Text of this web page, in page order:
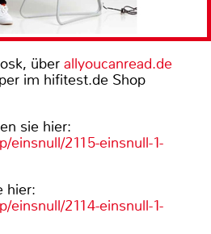
über allyoucanread.de
im hifitest.de Shop
sie hier:
einsnull/2115-einsnull-1-
hier:
einsnull/2114-einsnull-1-